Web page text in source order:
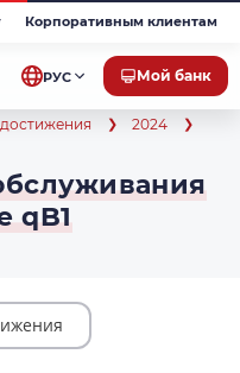
Корпоративным клиентам
РУС Мой банк
2024
qB1